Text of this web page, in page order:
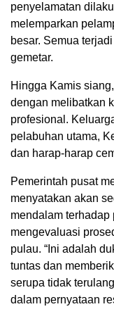
penyelamatan
melemparkan
besar. Semua
gemetar.
Hingga Kamis
dengan melibatkan
profesional.
pelabuhan utama,
dan harap-harap
Pemerintah pusat
menyatakan akan
mendalam terhadap
mengevaluasi
pulau. “Ini adalah
tuntas dan
serupa tidak
dalam pernyataan